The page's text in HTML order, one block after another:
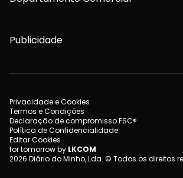
Publicidade
Privacidade e Cookies
Termos e Condições
Declaração de compromisso FSC®
Política de Confidencialidade
Editar Cookies
for tomorrow by LKCOM
2026 Diário do Minho, Lda. © Todos os direitos